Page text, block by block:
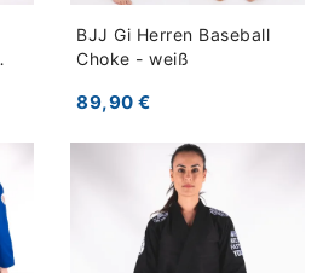
BJJ Gi Herren Baseball
Choke - weiß
89,90 €